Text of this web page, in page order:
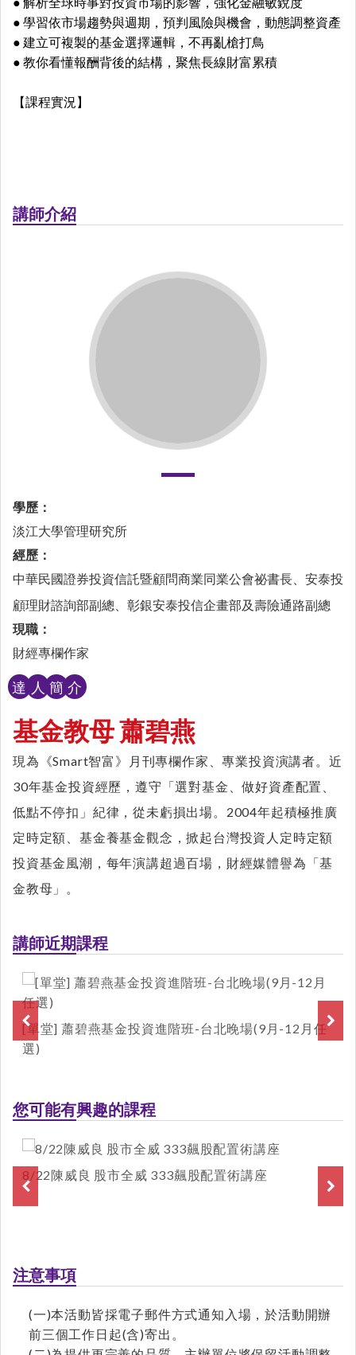
● 學習依市場趨勢與週期，預判風險與機會，動態調整資產
● 建立可複製的基金選擇邏輯，不再亂槍打鳥
● 教你看懂報酬背後的結構，聚焦長線財富累積
【課程實況】
講師介紹
學歷：
淡江大學管理研究所
經歷：
中華民國證券投資信託暨顧問商業同業公會祕書長、安泰投
顧理財諮詢部副總、彰銀安泰投信企畫部及壽險通路副總
現職：
財經專欄作家
達 人 簡 介
基金教母 蕭碧燕
現為《Smart智富》月刊專欄作家、專業投資演講者。近
30年基金投資經歷，遵守「選對基金、做好資產配置、
低點不停扣」紀律，從未虧損出場。2004年起積極推廣
定時定額、基金養基金觀念，掀起台灣投資人定時定額
投資基金風潮，每年演講超過百場，財經媒體譽為「基
金教母」。
講師近期課程
[單堂] 蕭碧燕基金投資進階班-台北晚場(9月-12月任
選)
您可能有興趣的課程
8/22陳威良 股市全威 333飆股配置術講座
注意事項
(一)本活動皆採電子郵件方式通知入場，於活動開辦
前三個工作日起(含)寄出。